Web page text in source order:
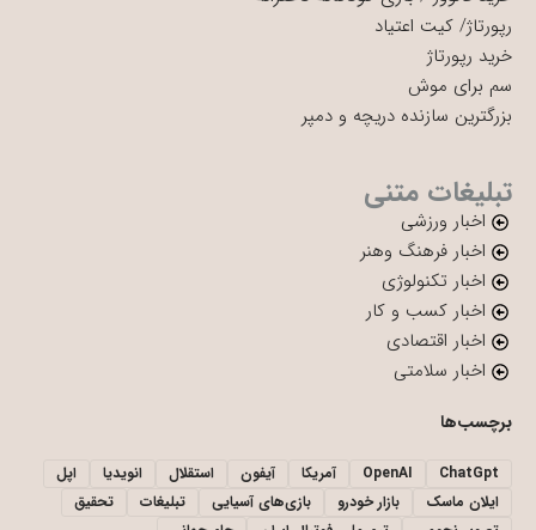
رپورتاژ/ کیت اعتیاد
خرید رپورتاژ
سم برای موش
بزرگترین سازنده دریچه و دمپر
تبلیغات متنی
اخبار ورزشی
اخبار فرهنگ وهنر
اخبار تکنولوژی
اخبار کسب و کار
اخبار اقتصادی
اخبار سلامتی
برچسب‌ها
ChatGpt
OpenAI آمریکا آیفون استقلال انویدیا
اپل
ایلان ماسک
بازار خودرو بازی‌های آسیایی تبلیغات
تحقیق